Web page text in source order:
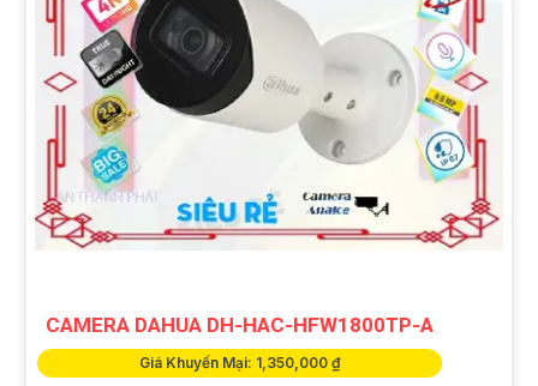
3:**Camera Dahua HDCVI HAC-HFW1200T**: -
Camera HDCVI 2MP hỗ trợ chất lượng hình ảnh cao. -
Lens cố định 3.6mm. - Tầm quan sát hồng ngoại lên
đến 20m. - Chống ngược sáng Digital WDR, cân bằng
sáng, chống nhiễu 3D. - Giá phải chăng với chất lượng
chắc chắn hơn
Nhớ kiểm tra và lựa chọn sản phẩm phù hợp với nhu
cầu sử dụng và không gian lắp đặt của bạn. Bạn có thể
tham khảo thêm thông tin chi tiết và mua hàng tại các
phù hợp!
CAMERA DAHUA DH-HAC-HFW1800TP-A
Giá Khuyến Mại: 1,350,000 ₫